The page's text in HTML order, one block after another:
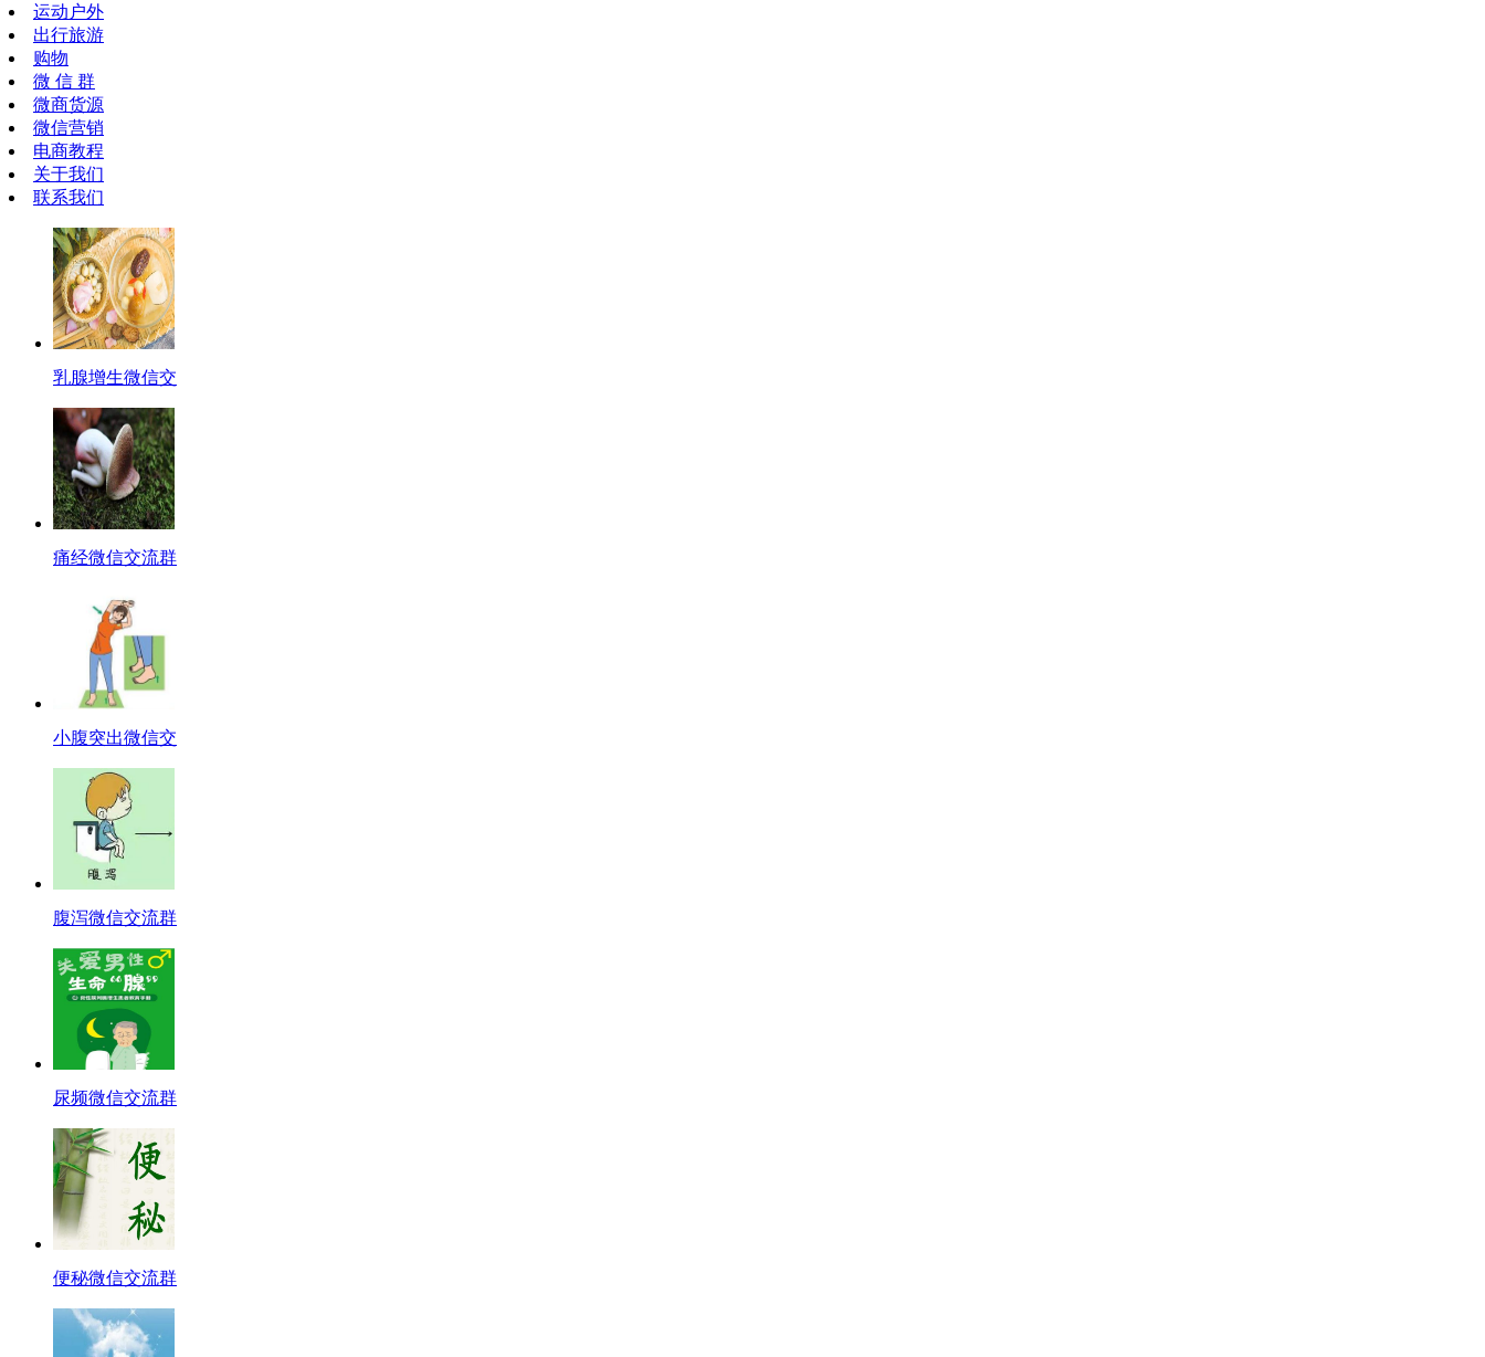
运动户外
出行旅游
购物
微 信 群
微商货源
微信营销
电商教程
关于我们
联系我们
乳腺增生微信交
痛经微信交流群
小腹突出微信交
腹泻微信交流群
尿频微信交流群
便秘微信交流群